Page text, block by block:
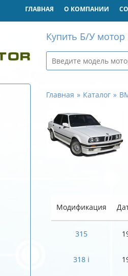
ГЛАВНАЯ О КОМПАНИИ
Купить Б/У
Главная Каталог
Модификация
315
318 i